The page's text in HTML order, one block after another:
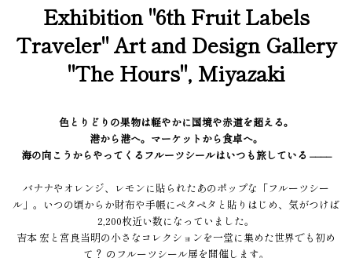
Exhibition "6th Fruit Labels
Traveler" Art and Design Gallery
"The Hours", Miyazaki
色とりどりの果物は軽やかに国境や赤道を超える。
港から港へ。マーケットから食卓へ。
海の向こうからやってくるフルーツシールはいつも旅している ––––
バナナやオレンジ、レモンに貼られたあのポップな「フルーツシー
ル」。いつの頃からか財布や手帳にペタペタと貼りはじめ、気がつけば
2,200枚近い数になっていました。
吉本 宏と宮良当明の小さなコレクションを一堂に集めた世界でも初め
て？ のフルーツシール展を開催します。